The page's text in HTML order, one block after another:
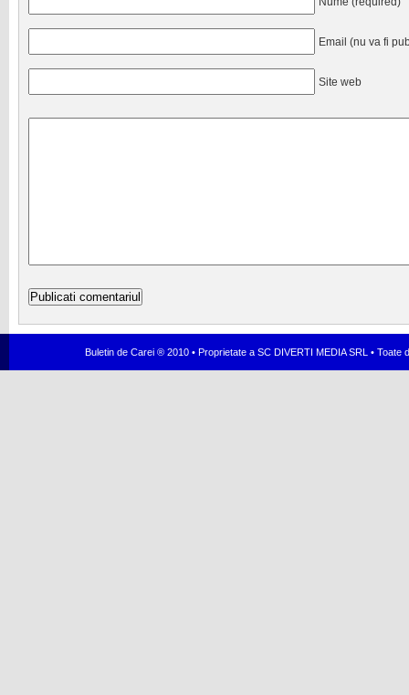
Email (nu va fi
Site web
Buletin de Carei ® 2010 • Proprietate a SC DIVERTI MEDIA SRL •